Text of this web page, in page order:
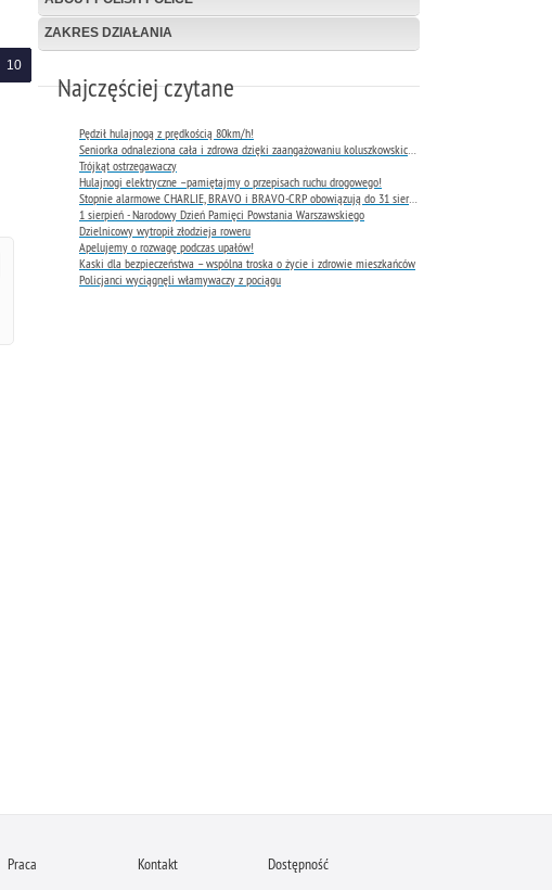
ZAKRES DZIAŁANIA
Najczęściej czytane
Pędził hulajnogą z prędkością 80km/h!
Trójkąt ostrzegawaczy
Hulajnogi elektryczne –pamiętajmy o przepisach ruchu drogowego!
Stopnie alarmowe CHARLIE, BRAVO i BRAVO-CRP obowiązują do 31 sierpnia 2026 r.
1 sierpień - Narodowy Dzień Pamięci Powstania Warszawskiego
Dzielnicowy wytropił złodzieja roweru
Apelujemy o rozwagę podczas upałów!
Kaski dla bezpieczeństwa – wspólna troska o życie i zdrowie mieszkańców
Policjanci wyciągnęli włamywaczy z pociągu
Praca Kontakt Dostępność